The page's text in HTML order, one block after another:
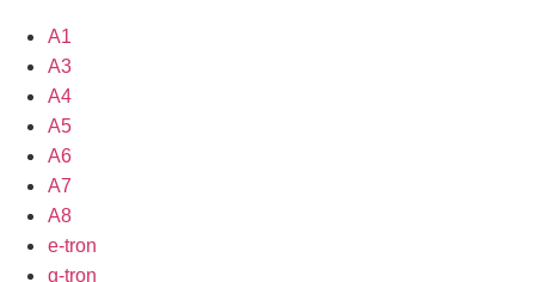
A1
A3
A4
A5
A6
A7
A8
e-tron
g-tron